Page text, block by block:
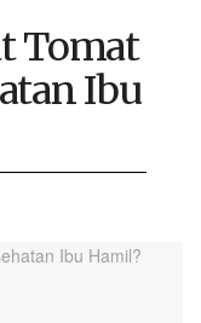
Tomat
Ibu